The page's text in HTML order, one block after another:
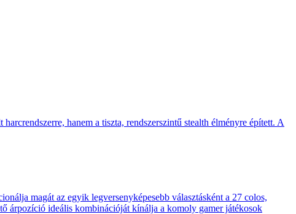
hanem a tiszta, rendszerszintű stealth élményre épített. A
magát az egyik legversenyképesebb választásként a 27 colos,
árpozíció ideális kombinációját kínálja a komoly gamer játékosok